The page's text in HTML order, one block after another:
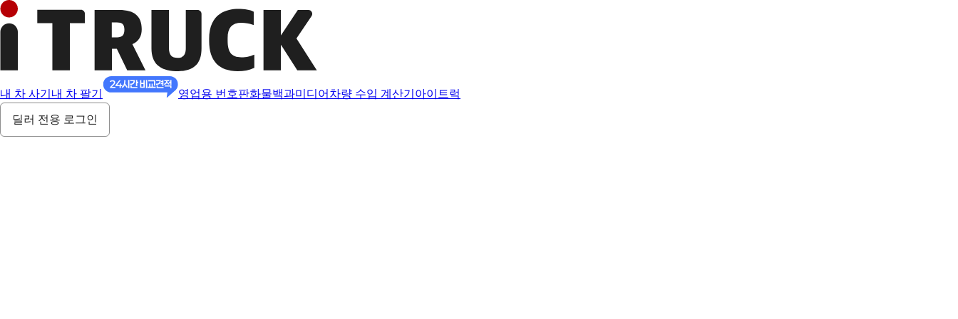
내 차 사기 내 차 팔기 영업용 번호판화물백과미디어 차량 수입 계산기 아이트럭
딜러 전용 로그인